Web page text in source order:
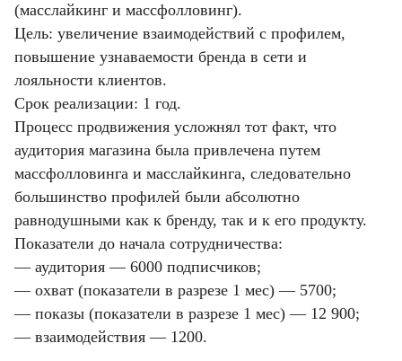
(масслайкинг и массфолловинг).
Цель: увеличение взаимодействий с профилем,
повышение узнаваемости бренда в сети и
лояльности клиентов.
Срок реализации: 1 год.
Процесс продвижения усложнял тот факт, что
аудитория магазина была привлечена путем
массфолловинга и масслайкинга, следовательно
большинство профилей были абсолютно
равнодушными как к бренду, так и к его продукту.
Показатели до начала сотрудничества:
— аудитория — 6000 подписчиков;
— охват (показатели в разрезе 1 мес) — 5700;
— показы (показатели в разрезе 1 мес) — 12 900;
— взаимодействия — 1200.